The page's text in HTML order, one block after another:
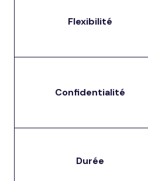
Flexibilité
Confidentialité
Durée